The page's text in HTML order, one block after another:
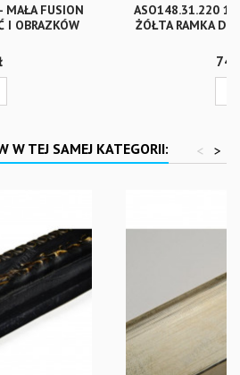
FUSION
I OBRAZKÓW
ASO148.31.220
ŻÓŁTA RAMKA DO
W TEJ SAMEJ KATEGORII: >
<